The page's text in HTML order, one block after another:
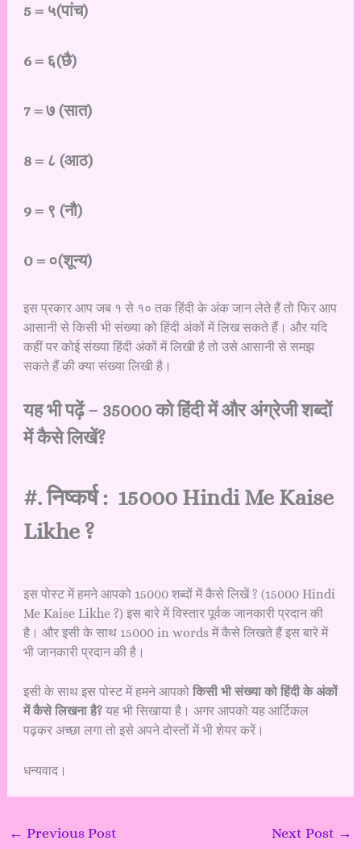
5 = ५(पांच)
6 = ६(छै)
7 = ७ (सात)
8 = ८ (आठ)
9 = ९ (नौ)
0 = ०(शून्य)
इस प्रकार आप जब १ से १० तक हिंदी के अंक जान लेते हैं तो फिर आप
आसानी से किसी भी संख्या को हिंदी अंकों में लिख सकते हैं। और यदि
कहीं पर कोई संख्या हिंदी अंकों में लिखी है तो उसे आसानी से समझ
सकते हैं की क्या संख्या लिखी है।
यह भी पढ़ें – 35000 को हिंदी में और अंग्रेजी शब्दों
में कैसे लिखें?
#. निष्कर्ष : 15000 Hindi Me Kaise
Likhe ?
इस पोस्ट में हमने आपको 15000 शब्दों में कैसे लिखें ? (15000 Hindi
Me Kaise Likhe ?) इस बारे में विस्तार पूर्वक जानकारी प्रदान की
है। और इसी के साथ 15000 in words में कैसे लिखते हैं इस बारे में
भी जानकारी प्रदान की है।
इसी के साथ इस पोस्ट में हमने आपको किसी भी संख्या को हिंदी के अंकों
में कैसे लिखना है? यह भी सिखाया है। अगर आपको यह आर्टिकल
पढ़कर अच्छा लगा तो इसे अपने दोस्तों में भी शेयर करें।
धन्यवाद।
← Previous Post Next Post →